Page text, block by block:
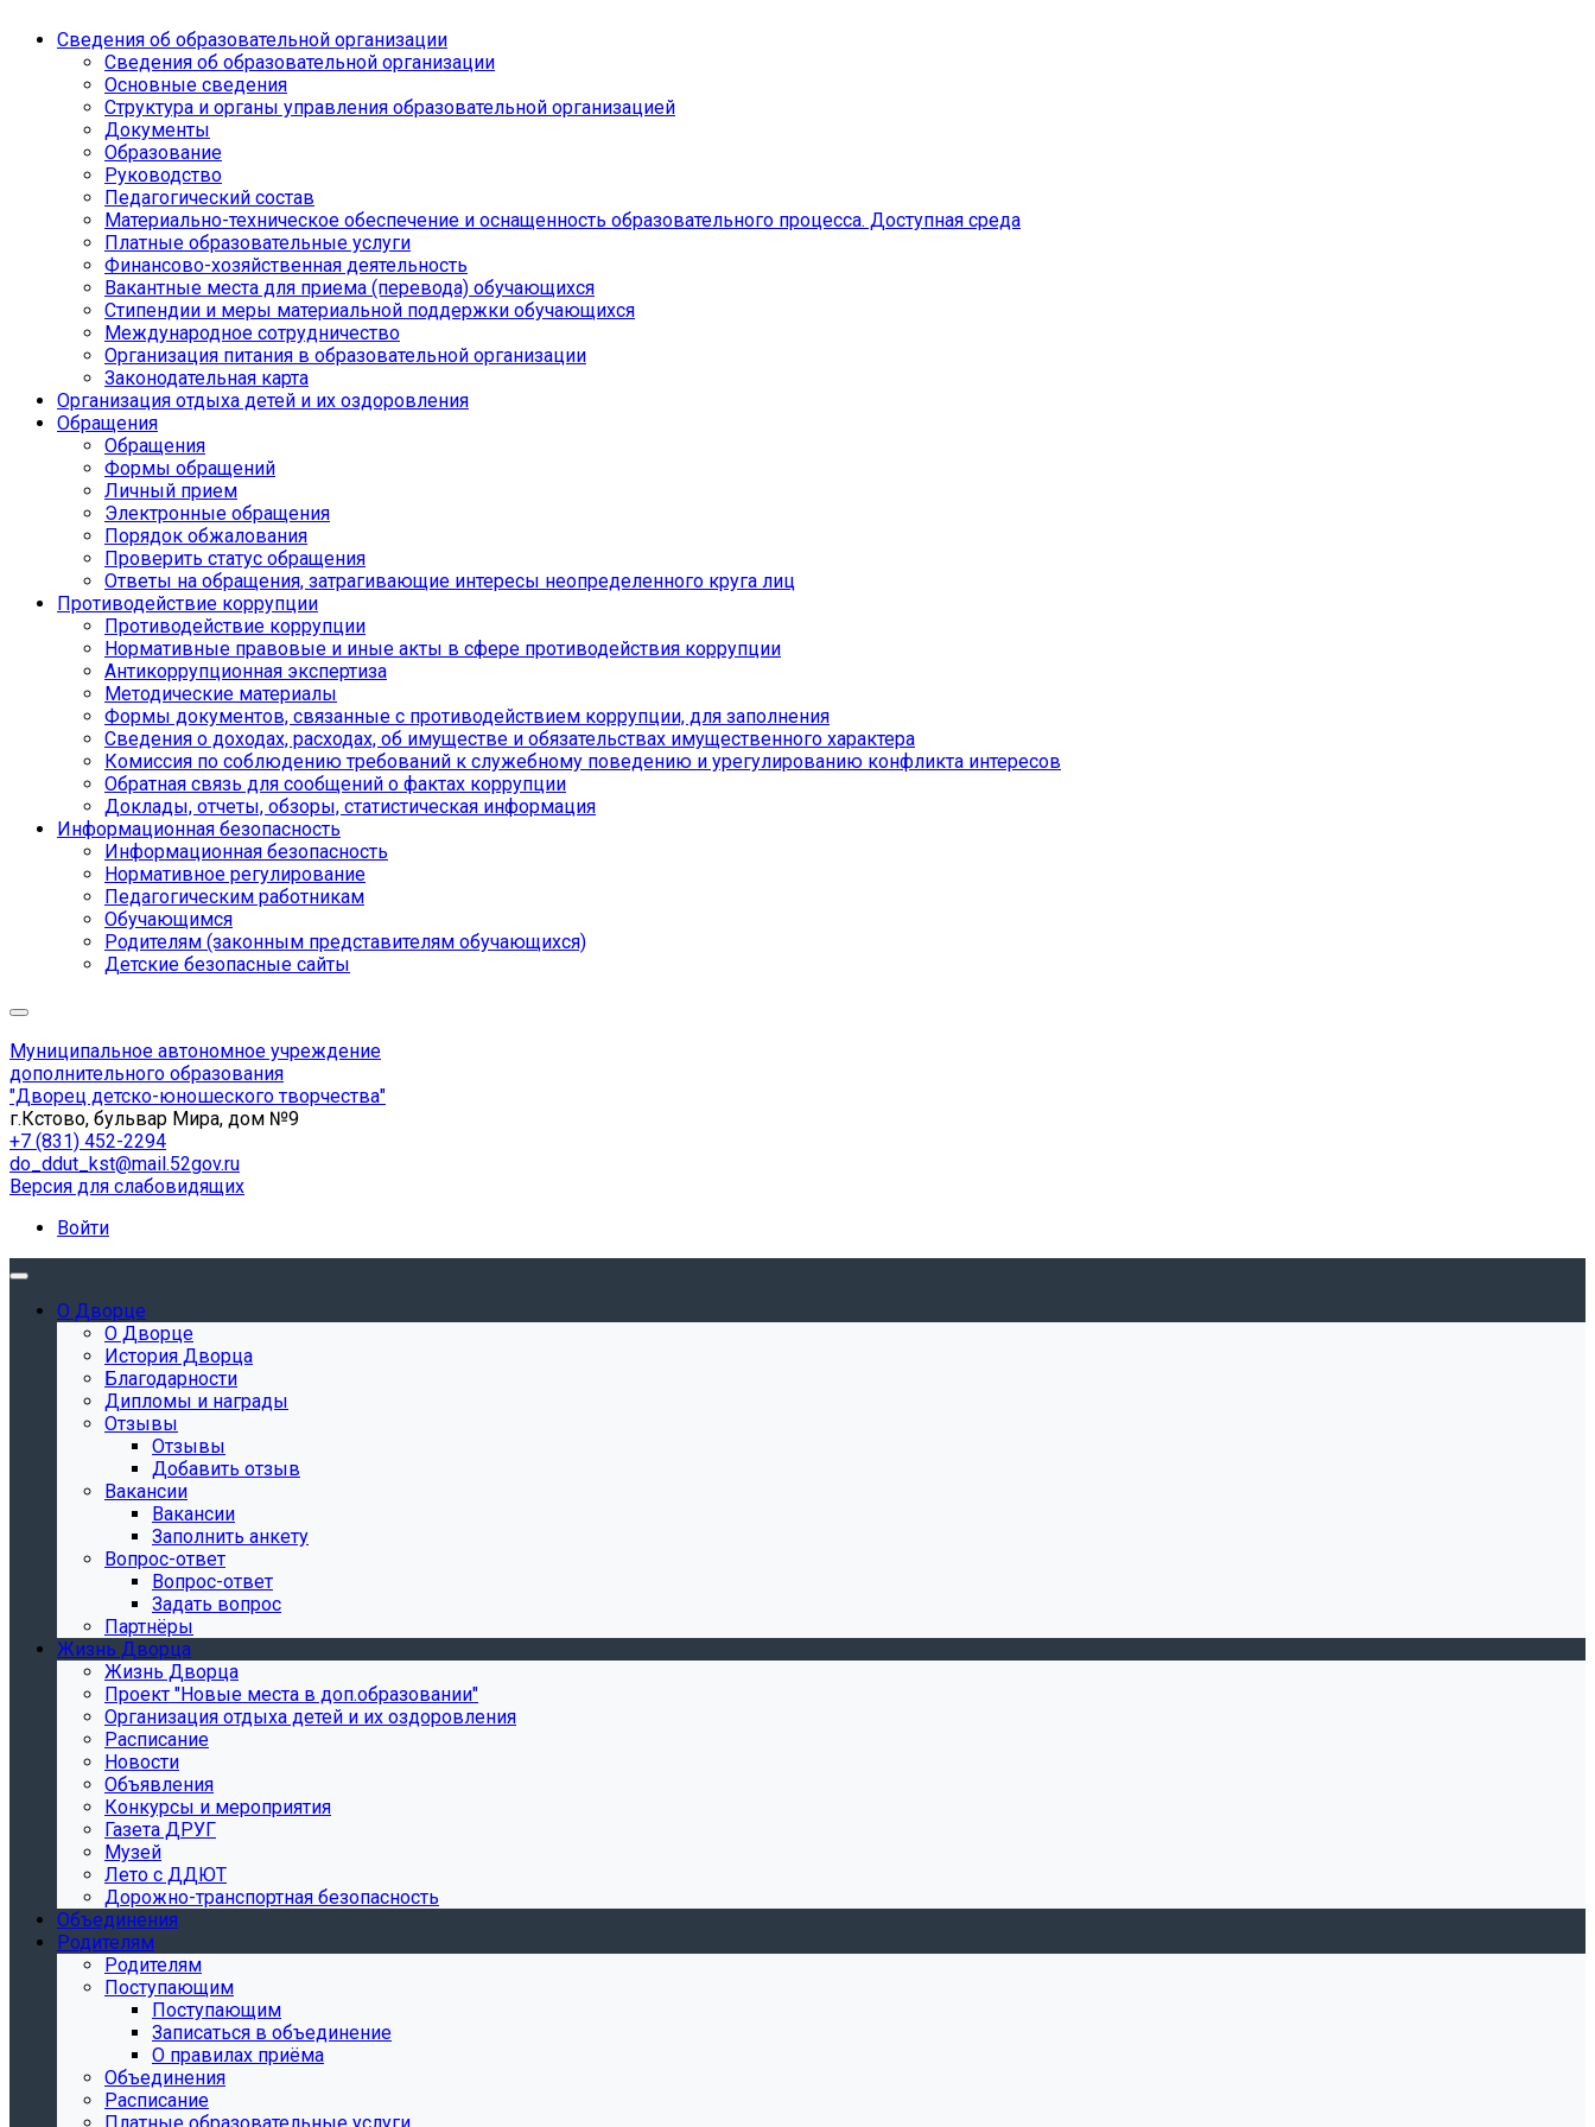
Сведения об образовательной организации
Сведения об образовательной организации
Основные сведения
Структура и органы управления образовательной организацией
Документы
Образование
Руководство
Педагогический состав
Материально-техническое обеспечение и оснащенность образовательного процесса. Доступная среда
Платные образовательные услуги
Финансово-хозяйственная деятельность
Вакантные места для приема (перевода) обучающихся
Стипендии и меры материальной поддержки обучающихся
Международное сотрудничество
Организация питания в образовательной организации
Законодательная карта
Организация отдыха детей и их оздоровления
Обращения
Обращения
Формы обращений
Личный прием
Электронные обращения
Порядок обжалования
Проверить статус обращения
Ответы на обращения, затрагивающие интересы неопределенного круга лиц
Противодействие коррупции
Противодействие коррупции
Нормативные правовые и иные акты в сфере противодействия коррупции
Антикоррупционная экспертиза
Методические материалы
Формы документов, связанные с противодействием коррупции, для заполнения
Сведения о доходах, расходах, об имуществе и обязательствах имущественного характера
Комиссия по соблюдению требований к служебному поведению и урегулированию конфликта интересов
Обратная связь для сообщений о фактах коррупции
Доклады, отчеты, обзоры, статистическая информация
Информационная безопасность
Информационная безопасность
Нормативное регулирование
Педагогическим работникам
Обучающимся
Родителям (законным представителям обучающихся)
Детские безопасные сайты
Муниципальное автономное учреждение
дополнительного образования
"Дворец детско-юношеского творчества"
г.Кстово, бульвар Мира, дом №9
+7 (831) 452-2294
do_ddut_kst@mail.52gov.ru
Версия для слабовидящих
Войти
О Дворце
О Дворце
История Дворца
Благодарности
Дипломы и награды
Отзывы
Отзывы
Добавить отзыв
Вакансии
Вакансии
Заполнить анкету
Вопрос-ответ
Вопрос-ответ
Задать вопрос
Партнёры
Жизнь Дворца
Жизнь Дворца
Проект "Новые места в доп.образовании"
Организация отдыха детей и их оздоровления
Расписание
Новости
Объявления
Конкурсы и мероприятия
Газета ДРУГ
Музей
Лето с ДДЮТ
Дорожно-транспортная безопасность
Объединения
Родителям
Родителям
Поступающим
Поступающим
Записаться в объединение
О правилах приёма
Объединения
Расписание